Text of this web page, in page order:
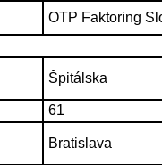
OTP Faktoring
Špitálska
61
Bratislava